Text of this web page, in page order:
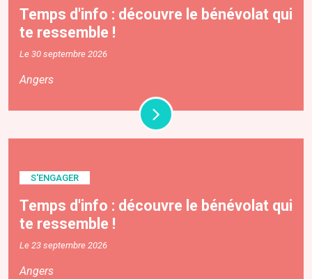
Temps d'info : découvre le bénévolat qui
te ressemble !
Le 30 septembre 2026
Angers
S'ENGAGER
Temps d'info : découvre le bénévolat qui
te ressemble !
Le 23 septembre 2026
Angers